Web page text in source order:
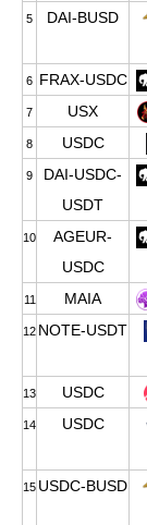
5 DAI-BUSD
6 FRAX-USDC
7 USX
8 USDC
9
DAI-USDC-
USDT
10
AGEUR-
USDC
11 MAIA
12 NOTE-USDT
13 USDC
14 USDC
15 USDC-BUSD